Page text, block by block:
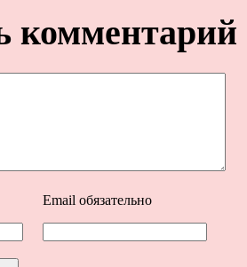
комментарий
Email обязательно